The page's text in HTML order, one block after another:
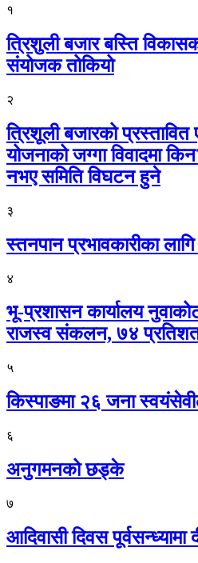
१
त्रिशुली बजार बस्ति
संयोजक तोकियो
२
त्रिशूली बजारको
योजनाको जग्गा विवादमा
नभए समिति विघटन हुने
३
स्तनपान प्रभावकारीका
४
भू-प्रशासन कार्यालय
राजस्व संकलन, ७४
५
किस्पाङमा २६ जना
६
अनुगमनको छड्के
७
आदिवासी दिवस